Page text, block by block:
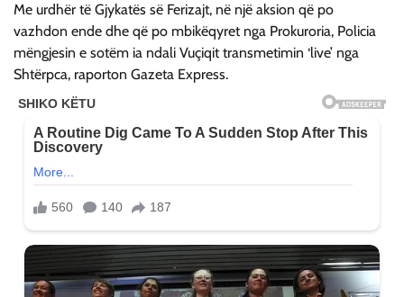
Me urdhër të Gjykatës së Ferizajt, në një aksion që po
vazhdon ende dhe që po mbikëqyret nga Prokuroria, Policia
mëngjesin e sotëm ia ndali Vuçiqit transmetimin ‘live’ nga
Shtërpca, raporton Gazeta Express.